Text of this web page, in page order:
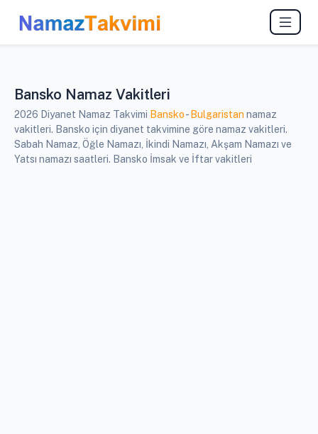
Bansko Namaz Vakitleri
2026 Diyanet Namaz Takvimi Bansko- Bulgaristan namaz
vakitleri. Bansko için diyanet takvimine göre namaz vakitleri.
Sabah Namaz, Öğle Namazı, İkindi Namazı, Akşam Namazı ve
Yatsı namazı saatleri. Bansko İmsak ve İftar vakitleri